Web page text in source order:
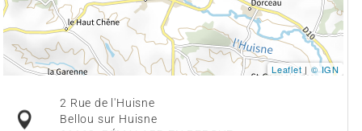
Leaflet | © IGN
2 Rue de l'Huisne
Bellou sur Huisne